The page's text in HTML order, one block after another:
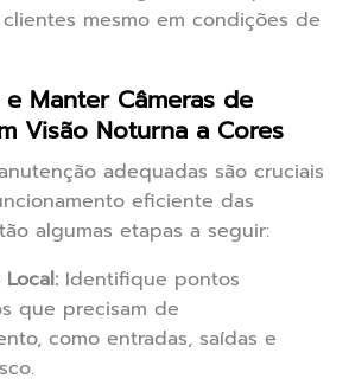
mesmo em condições de
Manter Câmeras de
Visão Noturna a Cores
adequadas são cruciais
eficiente das
algumas etapas a seguir:
Identifique pontos
que precisam de
como entradas, saídas e